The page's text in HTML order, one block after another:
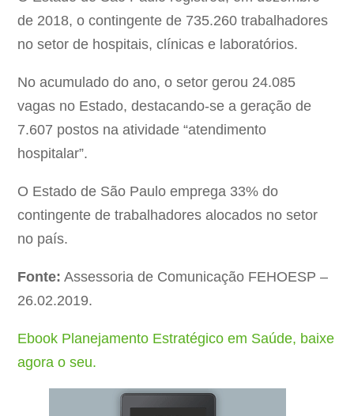
de 2018, o contingente de 735.260 trabalhadores
no setor de hospitais, clínicas e laboratórios.
No acumulado do ano, o setor gerou 24.085
vagas no Estado, destacando-se a geração de
7.607 postos na atividade “atendimento
hospitalar”.
O Estado de São Paulo emprega 33% do
contingente de trabalhadores alocados no setor
no país.
Fonte: Assessoria de Comunicação FEHOESP –
26.02.2019.
Ebook Planejamento Estratégico em Saúde, baixe
agora o seu.